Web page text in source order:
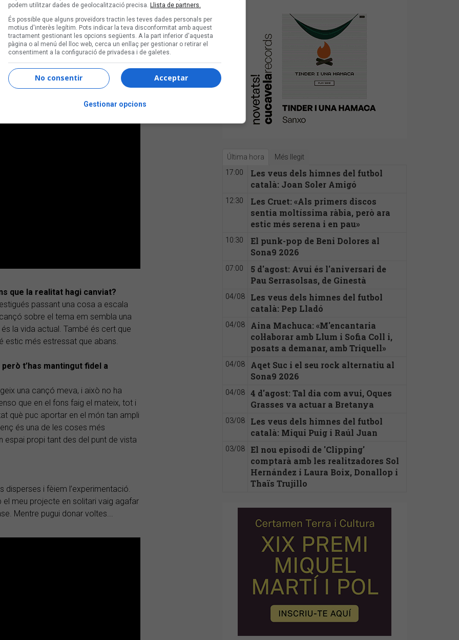
abans per trobar una lletra perfecta.
una cançó i la gent l’escolta, i
que la realitat hagi canviat?
passant una cosa a escala
sobre el tema em sembla una
la vida actual. També és cert que
estic més estressat que abans.
t’has mantingut fidel a
una cançó meva, i això no ha
que en el fons faig el mateix, tot i
què puc aportar en el món tan ampli
és una de les coses més
propi tant des del punt de vista
disperses i fèiem l’experimentació.
el meu projecte en solitari vaig agafar
Mentre pugui donar voltes...
Última hora Més llegit
17:00
Les veus dels himnes del futbol
català: Joan Soler Amigó
12:30
Les Cruet: «Als primers discos
sentia moltíssima ràbia, però ara
estic més serena i en pau»
10:30
El punk-pop de Beni Dolores al
Sona9 2026
07:00
5 d'agost: Avui és l'aniversari de
Pau Serrasolsas, de Ginestà
04/08
Les veus dels himnes del futbol
català: Pep Lladó
04/08
Aina Machuca: «M'encantaria
col·laborar amb Llum i Sofia Coll i,
posats a demanar, amb Triquell»
04/08
Aqet Suc i el seu rock alternatiu al
Sona9 2026
04/08
4 d'agost: Tal dia com avui, Oques
Grasses va actuar a Bretanya
03/08
Les veus dels himnes del futbol
català: Miqui Puig i Raúl Juan
03/08
El nou episodi de 'Clipping'
comptarà amb les realitzadores Sol
Hernández i Laura Boix, Donallop i
Thaïs Trujillo
podem utilitzar dades de geolocalització precisa. Llista de partners.
És possible que alguns proveïdors tractin les teves dades personals per
motius d'interès legítim. Pots indicar la teva disconformitat amb aquest
tractament gestionant les opcions següents. A la part inferior d'aquesta
pàgina o al menú del lloc web, cerca un enllaç per gestionar o retirar el
consentiment a la configuració de privadesa i de galetes.
Acceptar
No consentir
Gestionar opcions